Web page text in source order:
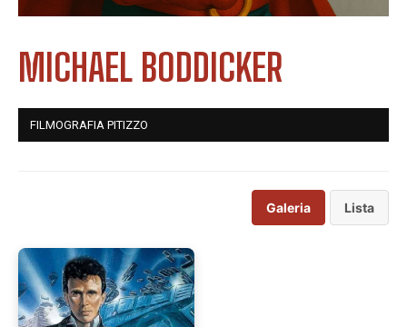
MICHAEL BODDICKER
FILMOGRAFIA PITIZZO
Galeria Lista